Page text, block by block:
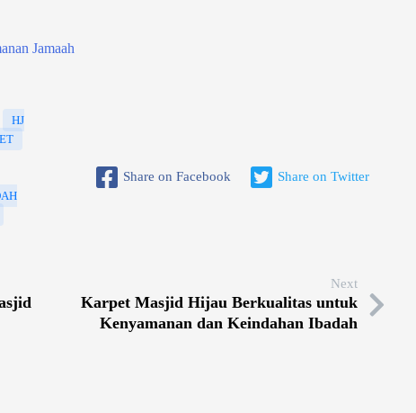
Jamaah
HJ
Share on Facebook Share on Twitter
Next
Karpet Masjid Hijau Berkualitas untuk
Kenyamanan dan Keindahan Ibadah